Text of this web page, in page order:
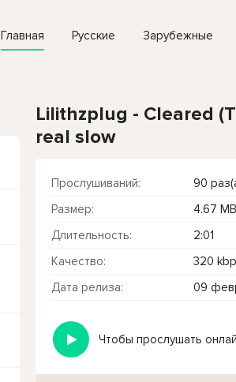
Главная Русские Зарубежные
Lilithzplug - Cleared
real slow
Прослушиваний:
90
Размер:
4.67 MB
Длительность:
2:01
Качество:
320
Дата релиза:
09